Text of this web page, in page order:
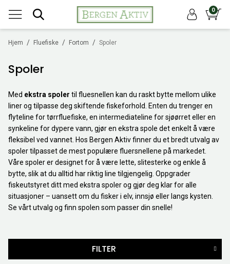
0
/
Hjem /
Fluefiske /
Fortom Spoler
Spoler
Med ekstra spoler til fluesnellen kan du raskt bytte mellom ulike
liner og tilpasse deg skiftende fiskeforhold. Enten du trenger en
flyteline for tørrfluefiske, en intermediateline for sjøørret eller en
synkeline for dypere vann, gjør en ekstra spole det enkelt å være
fleksibel ved vannet. Hos Bergen Aktiv finner du et bredt utvalg av
spoler tilpasset de mest populære fluersnellene på markedet.
Våre spoler er designet for å være lette, slitesterke og enkle å
bytte, slik at du alltid har riktig line tilgjengelig. Oppgrader
fiskeutstyret ditt med ekstra spoler og gjør deg klar for alle
situasjoner – uansett om du fisker i elv, innsjø eller langs kysten.
Se vårt utvalg og finn spolen som passer din snelle!
FILTER